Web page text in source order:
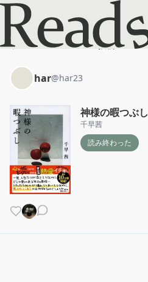
har"神様の暇つぶし
ホーム har 投稿
har@har23
神様の暇つぶし
千早茜
読み終わった